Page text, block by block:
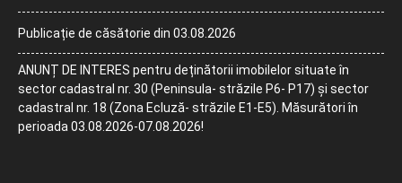
Publicație de căsătorie din 03.08.2026
ANUNȚ DE INTERES pentru deținătorii imobilelor situate în
sector cadastral nr. 30 (Peninsula- străzile P6- P17) și sector
cadastral nr. 18 (Zona Ecluză- străzile E1-E5). Măsurători în
perioada 03.08.2026-07.08.2026!